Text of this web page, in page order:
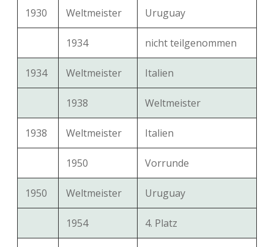
1930 Weltmeister Uruguay
1934 nicht teilgenommen
1934 Weltmeister Italien
1938 Weltmeister
1938 Weltmeister Italien
1950 Vorrunde
1950 Weltmeister Uruguay
1954 4. Platz